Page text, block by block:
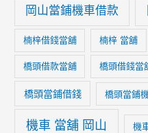
岡山當鋪機車借款
楠梓借錢當舖 楠梓 當舖
橋頭借款當舖 橋頭借錢當
橋頭當鋪借錢 橋頭當鋪
機車 當舖 岡山 機